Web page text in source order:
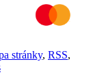
stránky, RSS,